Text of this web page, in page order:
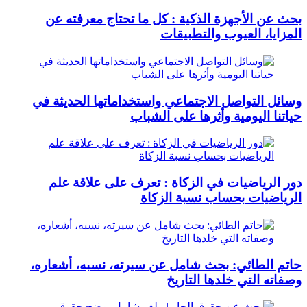
بحث عن الأجهزة الذكية : كل ما تحتاج معرفته عن
المزايا، العيوب والتطبيقات
وسائل التواصل الاجتماعي واستخداماتها الحديثة في
حياتنا اليومية وأثرها على الشباب
دور الرياضيات في الزكاة : تعرف على علاقة علم
الرياضيات بحساب نسبة الزكاة
حاتم الطائي: بحث شامل عن سيرته، نسبه، أشعاره،
وصفاته التي خلدها التاريخ